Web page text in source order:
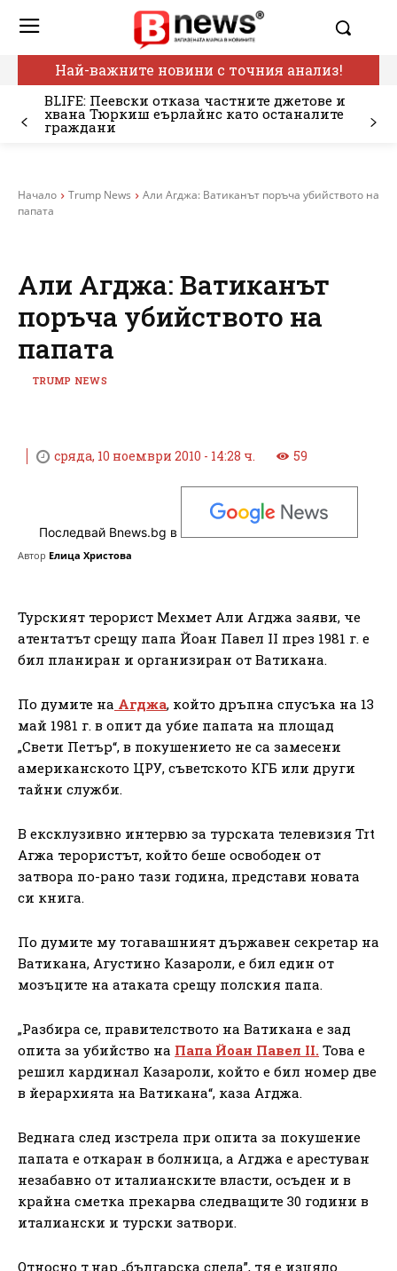
Най-важните новини с точния анализ!
BLIFE: Пеевски отказа частните джетове и
хвана Тюркиш еърлайнс като останалите
граждани
Начало Trump News
Али Агджа: Ватиканът поръча убийството на
папата
Али Агджа: Ватиканът
поръча убийството на
папата
TRUMP NEWS
сряда, 10 ноември 2010 - 14:28 ч. 59
Последвай Bnews.bg в
Автор Елица Христова
Турският терорист Мехмет Али Агджа заяви, че
атентатът срещу папа Йоан Павел ІІ през 1981 г. е
бил планиран и организиран от Ватикана.
По думите на Агджа, който дръпна спусъка на 13
май 1981 г. в опит да убие папата на площад
„Свети Петър“, в покушението не са замесени
американското ЦРУ, съветското КГБ или други
тайни служби.
В ексклузивно интервю за турската телевизия Trt
Агжа терористът, който беше освободен от
затвора по-рано тази година, представи новата
си книга.
По думите му тогавашният държавен секретар на
Ватикана, Агустино Казароли, е бил един от
мозъците на атаката срещу полския папа.
„Разбира се, правителството на Ватикана е зад
опита за убийство на Папа Йоан Павел II. Това е
решил кардинал Казароли, който е бил номер две
в йерархията на Ватикана“, каза Агджа.
Веднага след изстрела при опита за покушение
папата е откаран в болница, а Агджа е арестуван
незабавно от италианските власти, осъден и в
крайна сметка прекарва следващите 30 години в
италиански и турски затвори.
Относно т.нар „българска следа”, тя е изцяло